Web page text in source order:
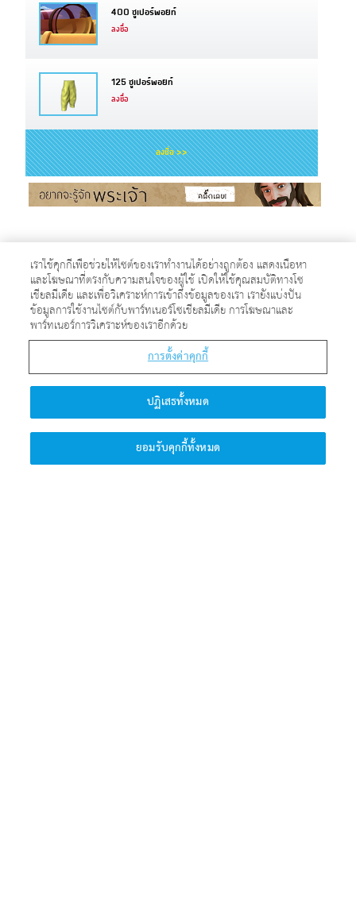
400 ซูเปอร์พอยท์
ลงชื่อ
125 ซูเปอร์พอยท์
ลงชื่อ
ลงชื่อ >>
ศาสตราจารย์ควอนตัม
พระเจ้าทรงเสาะหาสิ่งใด?
คลิกที่นี่เพื่อค้นพบคำตอบ >>>
เราใช้คุกกี้เพื่อช่วยให้ไซต์ของเราทำงานได้อย่างถูกต้อง แสดงเนื้อหา
และโฆษณาที่ตรงกับความสนใจของผู้ใช้ เปิดให้ใช้คุณสมบัติทางโซ
เชียลมีเดีย และเพื่อวิเคราะห์การเข้าถึงข้อมูลของเรา เรายังแบ่งปัน
ข้อมูลการใช้งานไซต์กับพาร์ทเนอร์โซเชียลมีเดีย การโฆษณาและ
พาร์ทเนอร์การวิเคราะห์ของเราอีกด้วย
การตั้งค่าคุกกี้
ปฏิเสธทั้งหมด
ยอมรับคุกกี้ทั้งหมด